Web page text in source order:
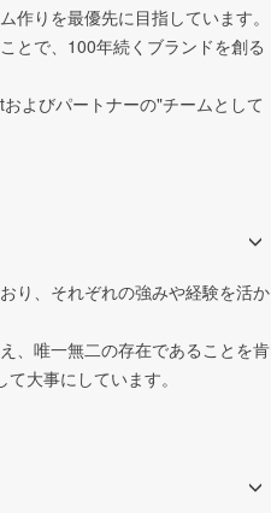
りを最優先に目指しています。
とで、100年続くブランドを創る
よびパートナーの"チームとして
り、それぞれの強みや経験を活か
、唯一無二の存在であることを肯
大事にしています。